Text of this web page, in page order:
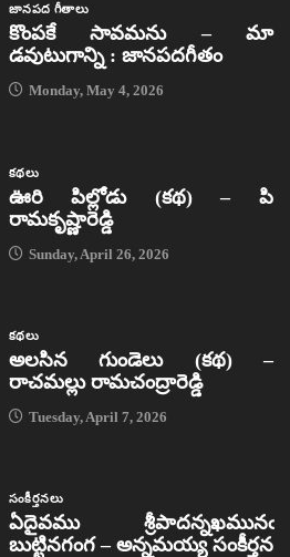
జానపద గీతాలు
కొంపకే సావమను – మా
డవుటుగాన్ని : జానపదగీతం
Monday, May 4, 2026
కథలు
ఊరి పిల్లోడు (కథ) – పి
రామకృష్ణారెడ్డి
Sunday, April 26, 2026
కథలు
అలసిన గుండెలు (కథ) –
రాచమల్లు రామచంద్రారెడ్డి
Tuesday, April 7, 2026
సంకీర్తనలు
ఏదైవము శ్రీపాదన్నఖమునఁ
బుట్టినగంగ – అన్నమయ్య సంకీర్తన